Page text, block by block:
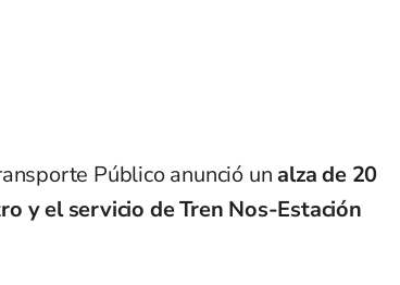
Público anunció un alza de 20
y el servicio de Tren Nos-Estación